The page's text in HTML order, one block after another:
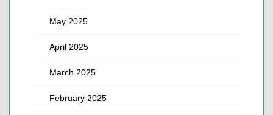
May 2025
April 2025
March 2025
February 2025